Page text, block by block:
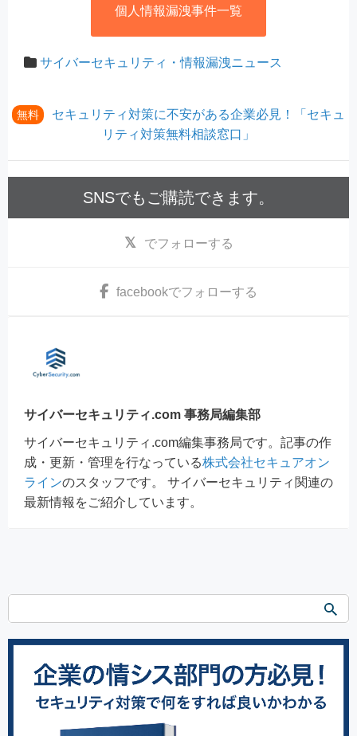
個人情報漏洩事件一覧
サイバーセキュリティ・情報漏洩ニュース
無料
セキュリティ対策に不安がある企業必見！「セキュ
リティ対策無料相談窓口」
SNSでもご購読できます。
でフォローする
facebookでフォローする
サイバーセキュリティ.com 事務局編集部
サイバーセキュリティ.com編集事務局です。記事の作
成・更新・管理を行なっている株式会社セキュアオン
ラインのスタッフです。 サイバーセキュリティ関連の
最新情報をご紹介しています。